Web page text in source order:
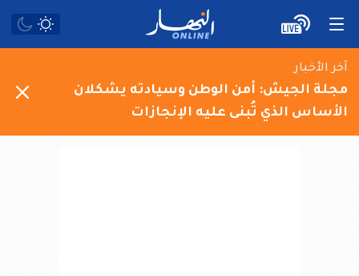
آخر الأخبار
مجلة الجيش: أمن الوطن وسيادته يشكلان
الأساس الذي تُبنى عليه الإنجازات